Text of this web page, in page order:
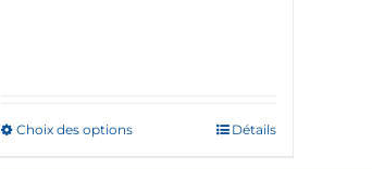
Choix des optionsCe
Détails